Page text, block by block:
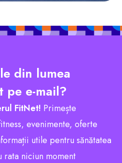
din lumea
e-mail?
FitNet! Primește
evenimente, oferte
utile pentru sănătatea
niciun moment